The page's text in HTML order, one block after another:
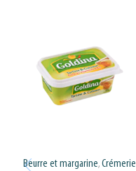
Beurre et margarine, Crémerie